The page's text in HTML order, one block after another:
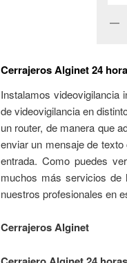
Cerrajeros Alginet 24
Instalamos videovigilancia
de videovigilancia en
un router, de manera que
enviar un mensaje de
entrada. Como puedes
muchos más servicios de
nuestros profesionales en
Cerrajeros Alginet